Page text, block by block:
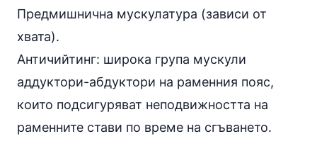
Предмишнична мускулатура (зависи от
хвата).
Античийтинг: широка група мускули
аддуктори-абдуктори на раменния пояс,
които подсигуряват неподвижността на
раменните стави по време на сгъването.